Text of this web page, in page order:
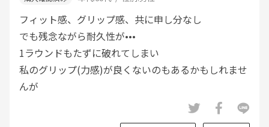
フィット感、グリップ感、共に申し分なし
でも残念ながら耐久性が•••
1ラウンドもたずに破れてしまい
私のグリップ(力感)が良くないのもあるかもしれませ
んが